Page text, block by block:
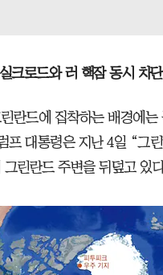
로드와 러 핵잠 동시 차
란드에 집착하는 배경에
프 대통령은 지난 4일 “그
린란드 주변을 뒤덮고 있